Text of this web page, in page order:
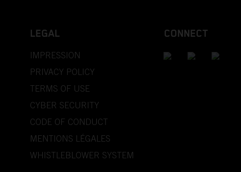
LEGAL
IMPRESSION
PRIVACY POLICY
TERMS OF USE
CYBER SECURITY
CODE OF CONDUCT
MENTIONS LÉGALES
WHISTLEBLOWER SYSTEM
CONNECT